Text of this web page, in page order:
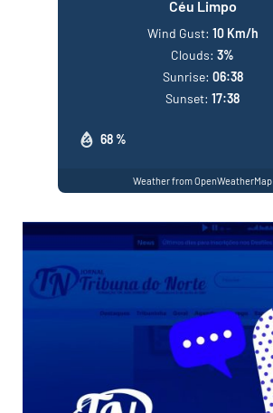
Céu Limpo
68 %
Wind Gust: 10 Km/h
Clouds: 3%
Sunrise: 06:38
Sunset: 17:38
Weather from OpenWeatherMap